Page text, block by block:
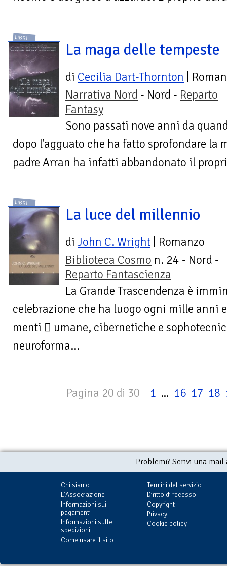
LIBRI
La maga delle tempeste
di Cecilia Dart-Thornton |
Narrativa Nord - Nord - Reparto
Fantasy
Sono passati nove anni da
dopo l'agguato che ha fatto sprofondare la
padre Arran ha infatti abbandonato il
LIBRI
La luce del millennio
di John C. Wright | Romanzo
Biblioteca Cosmo n. 24 - Nord -
Reparto Fantascienza
La Grande Trascendenza è
celebrazione che ha luogo ogni mille anni
menti  umane, cibernetiche e
neuroforma...
Pagina 20 di 30 1 ... 16 17 18
Problemi? Scrivi una
Chi siamo
L'Associazione
Informazioni sui
pagamenti
Informazioni sulle
spedizioni
Come usare il sito
Termini del servizio
Diritto di recesso
Copyright
Privacy
Cookie policy